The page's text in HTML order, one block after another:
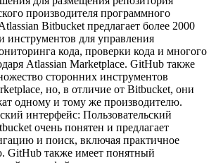
производителя программного
Bitbucket предлагает более 2000
инструментов для управления
кода, проверки кода и многого
Atlassian Marketplace. GitHub также
сторонних инструментов
но, в отличие от Bitbucket, они
одному и тому же производителю.
интерфейс: Пользовательский
очень понятен и предлагает
и поиск, включая практичное
GitHub также имеет понятный